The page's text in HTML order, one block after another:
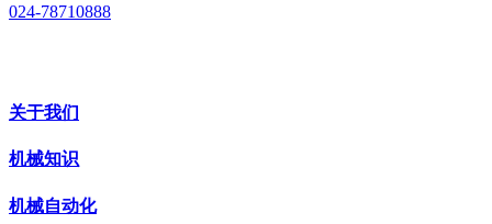
024-78710888
关于我们
机械知识
机械自动化